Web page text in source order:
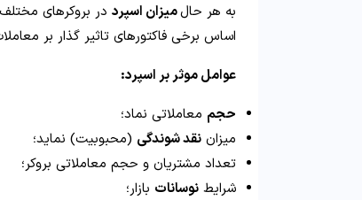
به هر حالمیزان اسپرد در بروکرهای
اساس برخی فاکتورهای تاثیر گذار بر
عوامل موثر بر اسپرد:
حجم معاملاتی نماد؛
میزان نقد شوندگی (محبوبیت) نماید؛
تعداد مشتریان و حجم معاملاتی بروکر؛
شرایط نوسانات بازار؛